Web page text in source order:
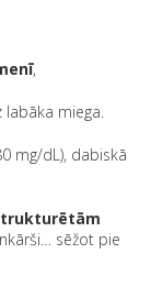
,
miega.
mg/dL), dabiskā
sēžot pie